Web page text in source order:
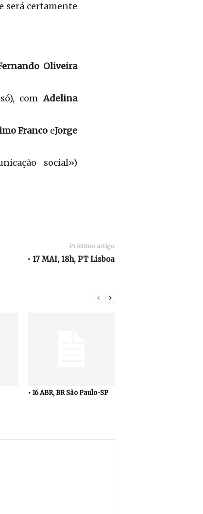
será certamente
Oliveira
comAdelina
Franco eJorge
social»)
Próximo artigo
• 17 MAI, 18h, PT Lisboa
• 16 ABR, BR São Paulo-SP